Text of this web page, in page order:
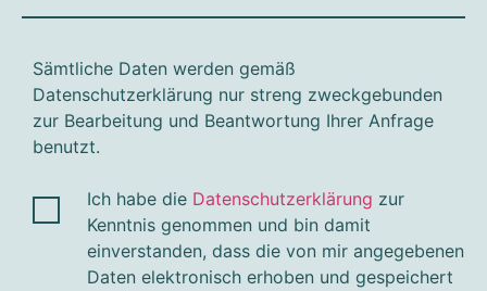
Sämtliche Daten werden gemäß
Datenschutzerklärung nur streng zweckgebunden
zur Bearbeitung und Beantwortung Ihrer Anfrage
benutzt.
Ich habe die Datenschutzerklärung zur
Kenntnis genommen und bin damit
einverstanden, dass die von mir angegebenen
Daten elektronisch erhoben und gespeichert